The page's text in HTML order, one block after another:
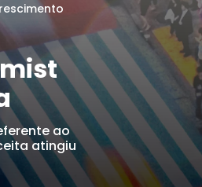
ao
atingiu